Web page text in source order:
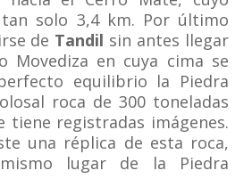
solo 3,4 km. Por último
de Tandil sin antes llegar
Movediza en cuya cima se
equilibrio la Piedra
roca de 300 toneladas
tiene registradas imágenes.
una réplica de esta roca,
lugar de la Piedra